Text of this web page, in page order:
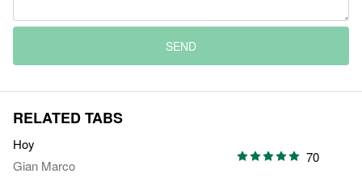
SEND
RELATED TABS
Hoy
Gian Marco
70